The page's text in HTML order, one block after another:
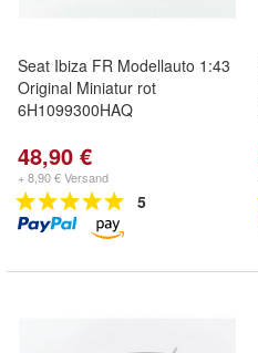
Seat Ibiza FR Modellauto 1:43
Original Miniatur rot
6H1099300HAQ
48,90 €
+ 8,90 € Versand
5